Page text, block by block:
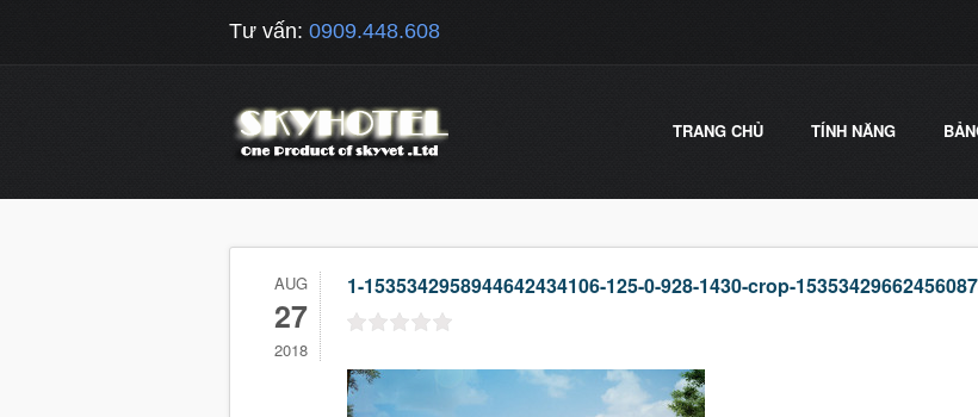
Tư vấn: 0909.448.608
TRANG CHỦ TÍNH NĂNG
AUG
27
2018
1-1535342958944642434106-125-0-928-1430-crop-